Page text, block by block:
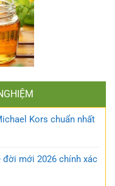
Kors chuẩn nhất
đời mới 2026 chính xác